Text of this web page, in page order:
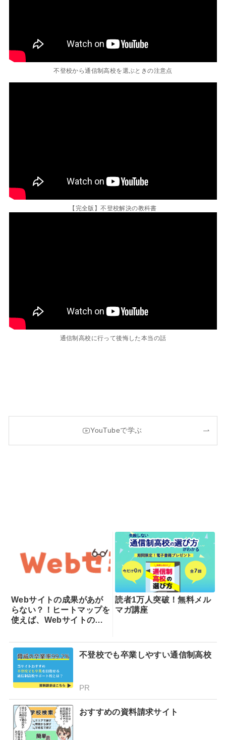
不登校から通信制高校を選ぶときの注意点
【完全版】不登校解決の教科書
通信制高校に行って後悔した本当の話
YouTubeで学ぶ
Webサイトの成果があが
らない？！ヒートマップを
使えば、Webサイトの課
プでできることを専門家が
分かりやすく解説！
読者1万人突破！無料メル
マガ講座
不登校でも卒業しやすい通信制高校
PR
おすすめの資料請求サイト